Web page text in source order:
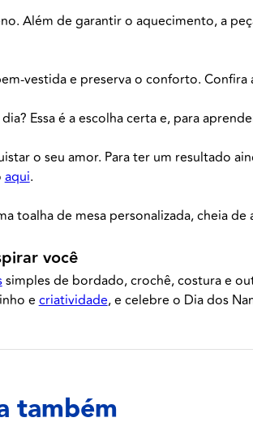
Além de garantir o aquecimento, a
vestida e preserva o conforto. Confira
Essa é a escolha certa e, para
o seu amor. Para ter um resultado
aqui.
de mesa personalizada, cheia de
você
simples de bordado, crochê, costura e
ecriatividade, e celebre o Dia dos
também